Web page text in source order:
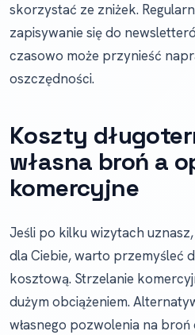
skorzystać ze zniżek.
zapisywanie się do
czasowo może przynieść
oszczędności.
Koszty
własna broń a
komercyjne
Jeśli po kilku wizytach
dla Ciebie, warto przemyśleć
kosztową. Strzelanie
dużym obciążeniem.
własnego pozwolenia na